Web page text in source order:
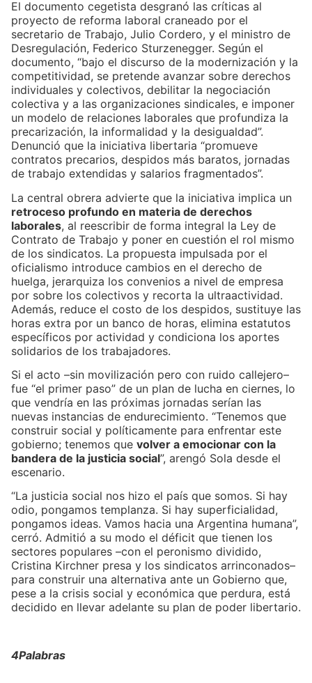
El documento cegetista desgranó las críticas al
proyecto de reforma laboral craneado por el
secretario de Trabajo, Julio Cordero, y el ministro de
Desregulación, Federico Sturzenegger. Según el
documento, “bajo el discurso de la modernización y la
competitividad, se pretende avanzar sobre derechos
individuales y colectivos, debilitar la negociación
colectiva y a las organizaciones sindicales, e imponer
un modelo de relaciones laborales que profundiza la
precarización, la informalidad y la desigualdad”.
Denunció que la iniciativa libertaria “promueve
contratos precarios, despidos más baratos, jornadas
de trabajo extendidas y salarios fragmentados”.
La central obrera advierte que la iniciativa implica un
retroceso profundo en materia de derechos
laborales, al reescribir de forma integral la Ley de
Contrato de Trabajo y poner en cuestión el rol mismo
de los sindicatos. La propuesta impulsada por el
oficialismo introduce cambios en el derecho de
huelga, jerarquiza los convenios a nivel de empresa
por sobre los colectivos y recorta la ultraactividad.
Además, reduce el costo de los despidos, sustituye las
horas extra por un banco de horas, elimina estatutos
específicos por actividad y condiciona los aportes
solidarios de los trabajadores.
Si el acto –sin movilización pero con ruido callejero–
fue “el primer paso” de un plan de lucha en ciernes, lo
que vendría en las próximas jornadas serían las
nuevas instancias de endurecimiento. “Tenemos que
construir social y políticamente para enfrentar este
gobierno; tenemos que volver a emocionar con la
bandera de la justicia social”, arengó Sola desde el
escenario.
“La justicia social nos hizo el país que somos. Si hay
odio, pongamos templanza. Si hay superficialidad,
pongamos ideas. Vamos hacia una Argentina humana”,
cerró. Admitió a su modo el déficit que tienen los
sectores populares –con el peronismo dividido,
Cristina Kirchner presa y los sindicatos arrinconados–
para construir una alternativa ante un Gobierno que,
pese a la crisis social y económica que perdura, está
decidido en llevar adelante su plan de poder libertario.
4Palabras